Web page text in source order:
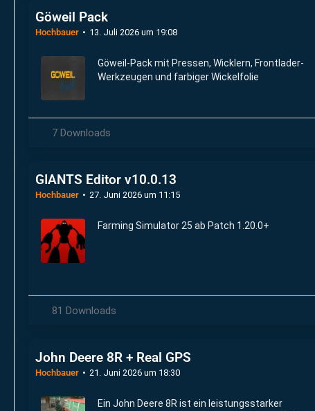
Göweil Pack
Hochbauer 13. Juli 2026 um 19:08
Göweil-Pack mit Pressen, Wicklern, Frontlader-
Werkzeugen und farbiger Wickelfolie
7 Downloads
GIANTS Editor v10.0.13
Hochbauer 27. Juni 2026 um 11:15
Farming Simulator 25 ab Patch 1.20.0+
81 Downloads
John Deere 8R + Real GPS
Hochbauer 21. Juni 2026 um 18:30
Ein John Deere 8R ist ein leistungsstarker